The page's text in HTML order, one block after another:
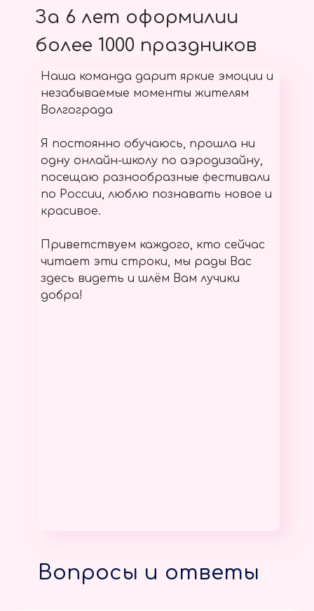
За 6 лет оформилии
более 1000 праздников
Наша команда дарит яркие эмоции и
незабываемые моменты жителям
Волгограда
Я постоянно обучаюсь, прошла ни
одну онлайн-школу по аэродизайну,
посещаю разнообразные фестивали
по России, люблю познавать новое и
красивое.
Приветствуем каждого, кто сейчас
читает эти строки, мы рады Вас
здесь видеть и шлём Вам лучики
добра!
Вопросы и ответы